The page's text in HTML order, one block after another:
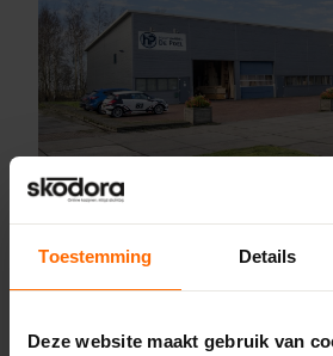
Toestemming Details
Deze website maakt gebruik van
Online kozijnen.
dichtbij.
Skodora is altijd dichtbij.